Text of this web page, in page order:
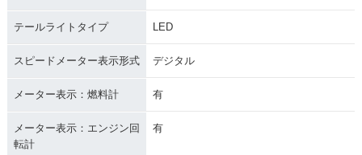
テールライトタイプ LED
スピードメーター表示形式 デジタル
メーター表示：燃料計 有
メーター表示：エンジン回
転計
有